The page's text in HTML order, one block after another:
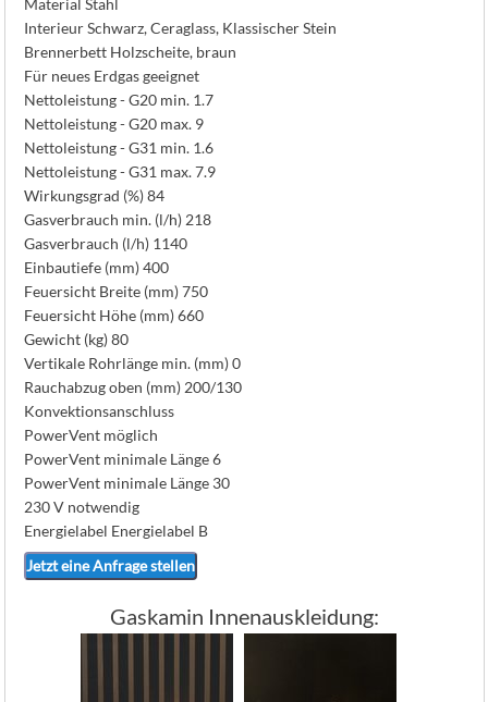
Material Stahl
Interieur Schwarz, Ceraglass, Klassischer Stein
Brennerbett Holzscheite, braun
Für neues Erdgas geeignet
Nettoleistung - G20 min. 1.7
Nettoleistung - G20 max. 9
Nettoleistung - G31 min. 1.6
Nettoleistung - G31 max. 7.9
Wirkungsgrad (%) 84
Gasverbrauch min. (l/h) 218
Gasverbrauch (l/h) 1140
Einbautiefe (mm) 400
Feuersicht Breite (mm) 750
Feuersicht Höhe (mm) 660
Gewicht (kg) 80
Vertikale Rohrlänge min. (mm) 0
Rauchabzug oben (mm) 200/130
Konvektionsanschluss
PowerVent möglich
PowerVent minimale Länge 6
PowerVent minimale Länge 30
230 V notwendig
Energielabel Energielabel B
Jetzt eine Anfrage stellen
Gaskamin Innenauskleidung: